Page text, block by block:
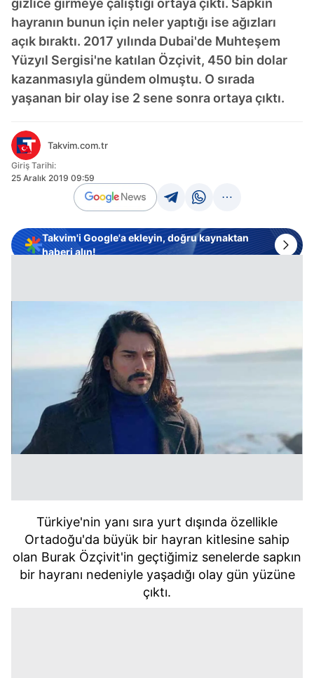
gizlice girmeye çalıştığı ortaya çıktı. Sapkın
hayranın bunun için neler yaptığı ise ağızları
açık bıraktı. 2017 yılında Dubai'de Muhteşem
Yüzyıl Sergisi'ne katılan Özçivit, 450 bin dolar
kazanmasıyla gündem olmuştu. O sırada
yaşanan bir olay ise 2 sene sonra ortaya çıktı.
Takvim.com.tr
Giriş Tarihi:
25 Aralık 2019 09:59
Takvim'i Google'a ekleyin, doğru kaynaktan
haberi alın!
Türkiye'nin yanı sıra yurt dışında özellikle
Ortadoğu'da büyük bir hayran kitlesine sahip
olan Burak Özçivit'in geçtiğimiz senelerde sapkın
bir hayranı nedeniyle yaşadığı olay gün yüzüne
çıktı.